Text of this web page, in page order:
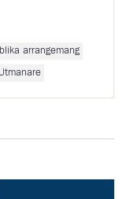
arrangemang
Utmanare